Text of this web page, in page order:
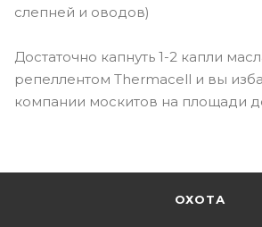
слепней и оводов)
Достаточно капнуть 1-2 капли
репеллентом Thermacell и вы
компании москитов на площади
ОХОТА